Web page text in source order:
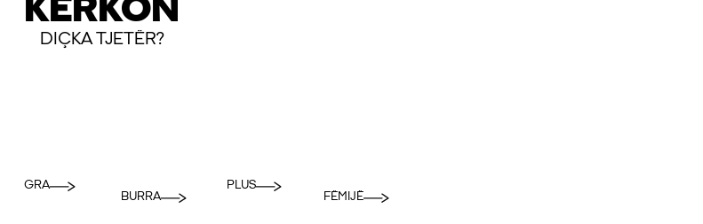
KËRKON
DIÇKA TJETËR?
GRA
BURRA
PLUS
FËMIJË